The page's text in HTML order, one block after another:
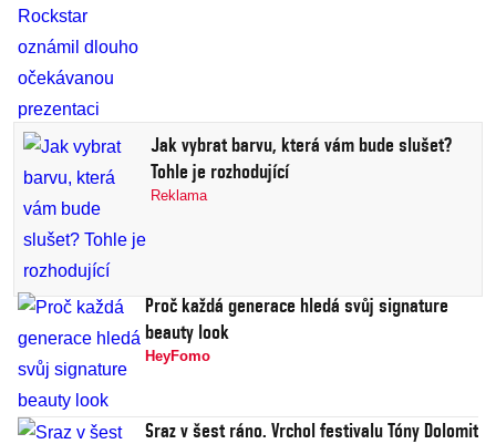
Jak vybrat barvu, která vám bude slušet?
Tohle je rozhodující
Reklama
Proč každá generace hledá svůj signature
beauty look
HeyFomo
Sraz v šest ráno. Vrchol festivalu Tóny Dolomit